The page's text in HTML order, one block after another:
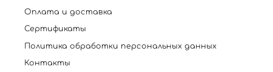
Оплата и доставка
Сертификаты
Политика обработки персональных данных
Контакты